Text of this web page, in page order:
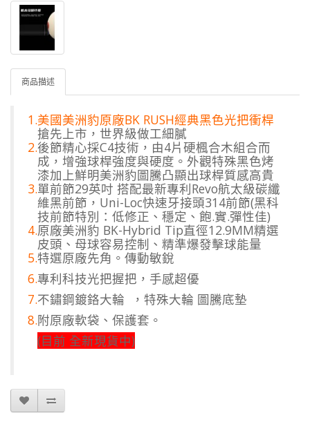
商品描述
1.美國美洲豹原廠BK RUSH經典黑色光把衝桿
搶先上市，世界級做工細膩
2.後節精心採C4技術，由4片硬楓合木組合而
成，增強球桿強度與硬度。外觀特殊黑色烤
漆加上鮮明美洲豹圖騰凸顯出球桿質感高貴
3.單前節29英吋 搭配最新專利Revo航太級碳纖
維黑前節，Uni-Loc快速牙接頭314前節(黑科
技前節特別：低修正、穩定、飽.實.彈性佳)
4.原廠美洲豹 BK-Hybrid Tip直徑12.9MM精選
皮頭、母球容易控制、精準爆發擊球能量
5.特選原廠先角。傳動敏銳
6.專利科技光把握把，手感超優
7.不鏽鋼鍍鉻大輪 ，特殊大輪 圖騰底墊
8.附原廠軟袋、保護套。
(目前 全新現貨中)